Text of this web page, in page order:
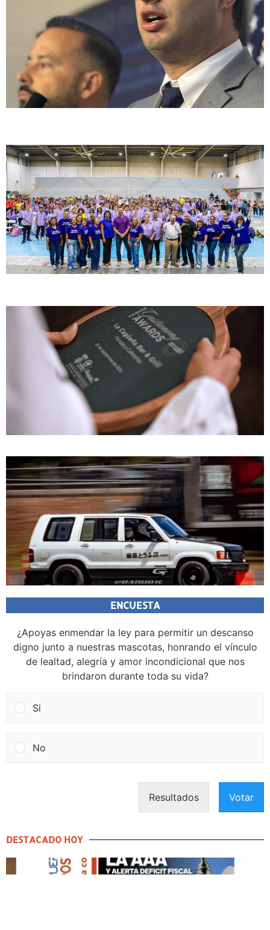
ENCUESTA
¿Apoyas enmendar la ley para permitir un descanso
digno junto a nuestras mascotas, honrando el vínculo
de lealtad, alegría y amor incondicional que nos
brindaron durante toda su vida?
Si
No
Resultados Votar
DESTACADO HOY